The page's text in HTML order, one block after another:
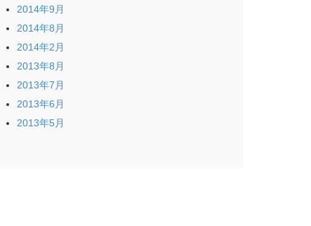
2014年9月
2014年8月
2014年2月
2013年8月
2013年7月
2013年6月
2013年5月